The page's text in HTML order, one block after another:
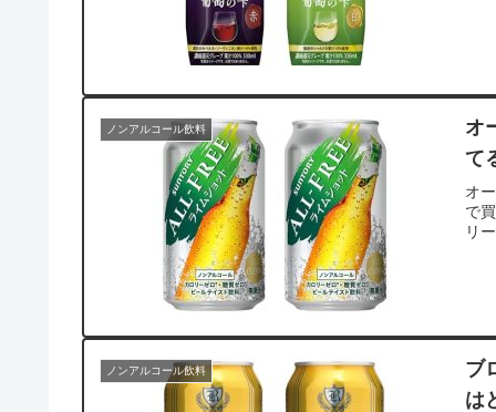
ノンアルコール飲料
オ
て
オ
で
リ
ノンアルコール飲料
ブ
は